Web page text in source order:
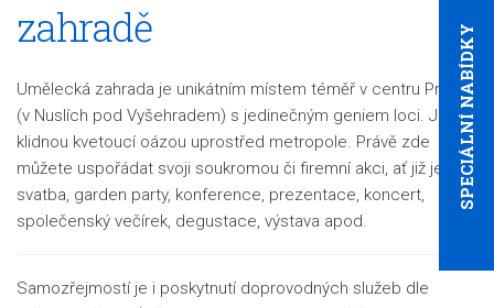
SPECIÁLNÍ NABÍDKY
zahradě
Umělecká zahrada je unikátním místem téměř v centru Prahy
(v Nuslích pod Vyšehradem) s jedinečným geniem loci. Je
klidnou kvetoucí oázou uprostřed metropole. Právě zde
můžete uspořádat svoji soukromou či firemní akci, ať již je to
svatba, garden party, konference, prezentace, koncert,
společenský večírek, degustace, výstava apod.
Samozřejmostí je i poskytnutí doprovodných služeb dle